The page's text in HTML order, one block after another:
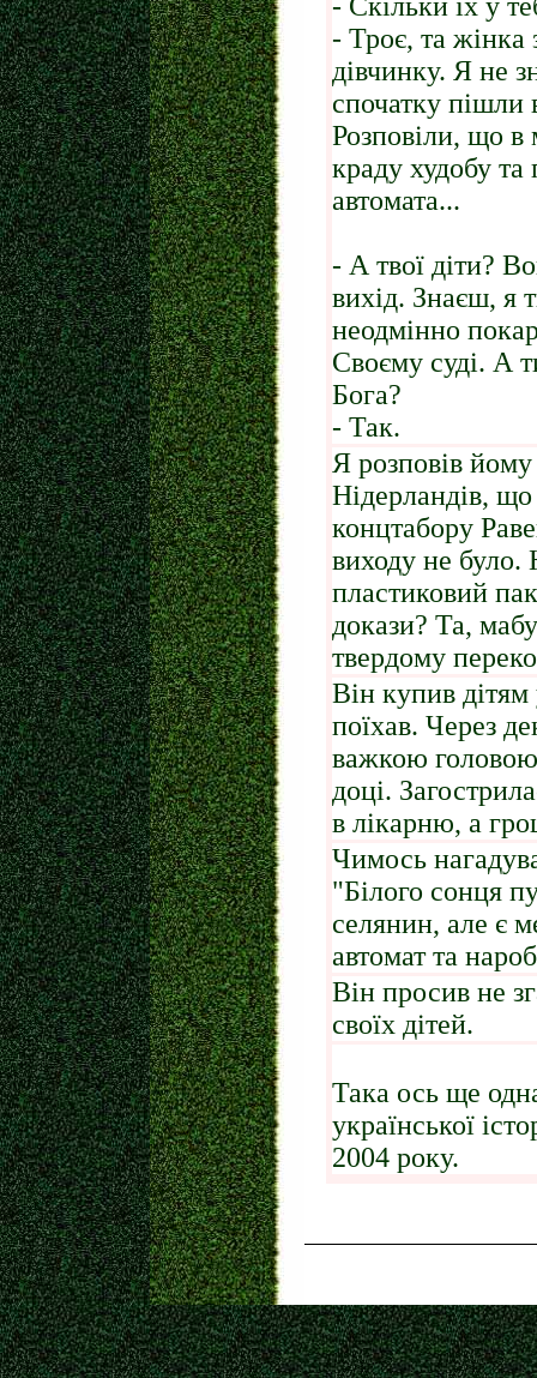
- Троє, та жінка
дівчинку. Я не
спочатку пішли
Розповіли, що в
краду худобу
автомата...
- А твої діти?
вихід. Знаєш, я
неодмінно
Своєму суді. А
Бога?
- Так.
Я розповів
Нідерландів, що
концтабору
виходу не було.
пластиковий
докази? Та,
твердому
Він купив
поїхав. Через
важкою
доці.
в лікарню, а
Чимось
"Білого сонця
селянин, але є
автомат та
Він просив не
своїх дітей.
Така ось ще
української
2004 року.